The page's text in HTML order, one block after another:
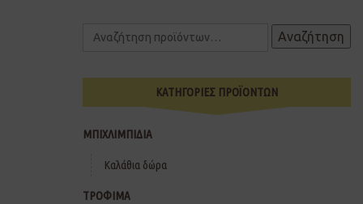
Αναζήτηση
ΚΑΤΗΓΟΡΙΕΣ ΠΡΟΪΟΝΤΩΝ
ΜΠΙΧΛΙΜΠΙΔΙΑ
Καλάθια δώρα
ΤΡΟΦΙΜΑ